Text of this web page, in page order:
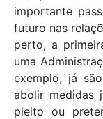
importante
futuro nas
perto, a
uma
exemplo, já
abolir medidas
pleito ou